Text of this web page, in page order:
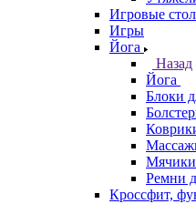
Игровые
Игры
Йога
Назад
Йога
Блоки
Мячики
Ремни
Кроссфит,